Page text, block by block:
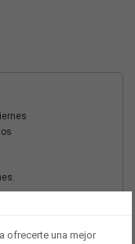
ofrecerte una mejor